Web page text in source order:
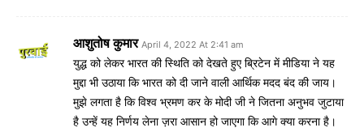
आशुतोष कुमार April 4, 2022 At 2:41 am
युद्ध को लेकर भारत की स्थिति को देखते हुए ब्रिटेन में मीडिया ने यह
मुद्दा भी उठाया कि भारत को दी जाने वाली आर्थिक मदद बंद की जाय।
मुझे लगता है कि विश्व भ्रमण कर के मोदी जी ने जितना अनुभव जुटाया
है उन्हें यह निर्णय लेना ज़रा आसान हो जाएगा कि आगे क्या करना है।